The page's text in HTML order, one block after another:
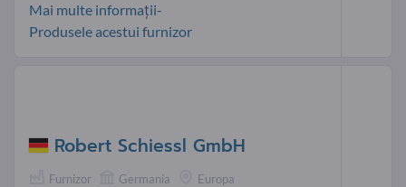
Mai multe informații-
Produsele acestui furnizor
Robert Schiessl GmbH
Furnizor Germania Europa